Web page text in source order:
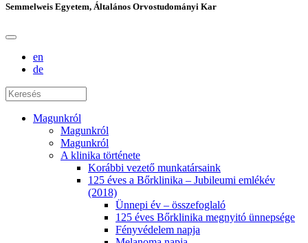
Semmelweis Egyetem, Általános Orvostudományi Kar
en
de
Magunkról
Magunkról
Magunkról
A klinika története
Korábbi vezető munkatársaink
125 éves a Bőrklinika – Jubileumi emlékév
(2018)
Ünnepi év – összefoglaló
125 éves Bőrklinika megnyitó ünnepsége
Fényvédelem napja